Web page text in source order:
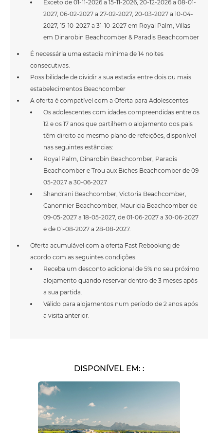
Exceto de 01-11-2026 a 15-11-2026, 20-12-2026 a 08-01-
2027, 06-02-2027 a 27-02-2027, 20-03-2027 a 10-04-
2027, 15-10-2027 a 31-10-2027 em Royal Palm, Villas
em Dinarobin Beachcomber & Paradis Beachcomber
É necessária uma estadia mínima de 14 noites
consecutivas.
Possibilidade de dividir a sua estadia entre dois ou mais
estabelecimentos Beachcomber
A oferta é compatível com a Oferta para Adolescentes
Os adolescentes com idades compreendidas entre os
12 e os 17 anos que partilhem o alojamento dos pais
têm direito ao mesmo plano de refeições, disponível
nas seguintes estâncias:
Royal Palm, Dinarobin Beachcomber, Paradis
Beachcomber e Trou aux Biches Beachcomber de 09-
05-2027 a 30-06-2027
Shandrani Beachcomber, Victoria Beachcomber,
Canonnier Beachcomber, Mauricia Beachcomber de
09-05-2027 a 18-05-2027, de 01-06-2027 a 30-06-2027
e de 01-08-2027 a 28-08-2027.
Oferta acumulável com a oferta Fast Rebooking de
acordo com as seguintes condições
Receba um desconto adicional de 5% no seu próximo
alojamento quando reservar dentro de 3 meses após
a sua partida.
Válido para alojamentos num período de 2 anos após
a visita anterior.
DISPONÍVEL EM: :